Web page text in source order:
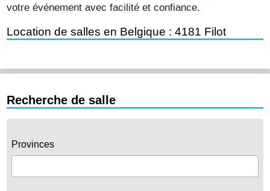
votre événement avec facilité et confiance.
Location de salles en Belgique : 4181 Filot
Recherche de salle
Provinces